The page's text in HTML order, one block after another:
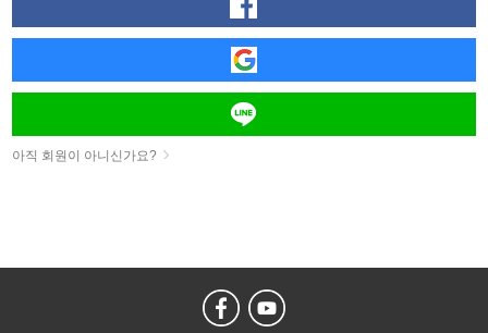
아직 회원이 아니신가요?